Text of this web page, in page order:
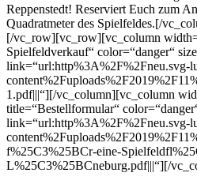
Reppenstedt! Reserviert Euch zum
Quadratmeter des Spielfeldes.[/
[/vc_row][vc_row][vc_column
Spielfeldverkauf“ color=“danger“
link=“url:http%3A%2F%2Fneu.svg-
1.pdf|||“][/vc_column][vc_column
title=“Bestellformular“
link=“url:http%3A%2F%2Fneu.svg-
f%25C3%25BCr-eine-
L%25C3%25BCneburg.pdf|||“][/